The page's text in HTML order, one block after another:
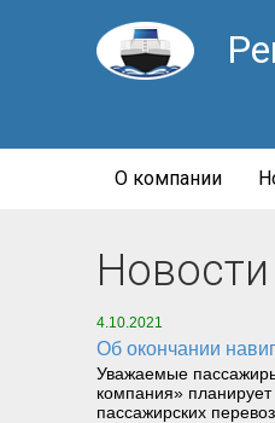
О компании
Новости
4.10.2021
Об окончании
Уважаемые
компания»
пассажирских